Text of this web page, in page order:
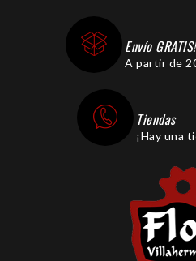
Envío GRATIS!
A partir de
Tiendas
¡Hay una